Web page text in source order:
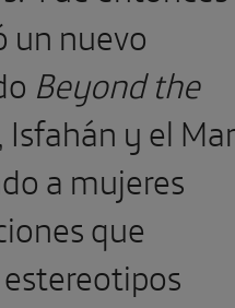
un nuevo
Beyond the
y el Mar
a mujeres
que